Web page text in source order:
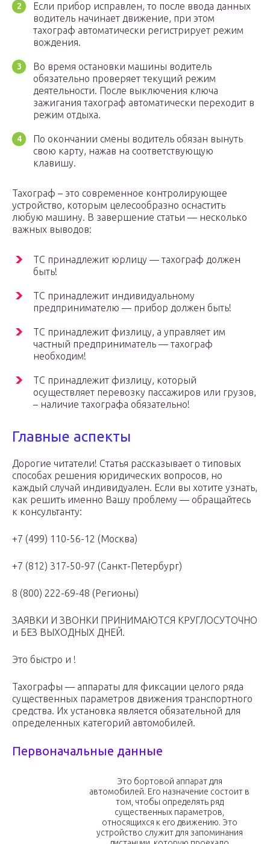
Если прибор исправлен, то после ввода данных
водитель начинает движение, при этом
тахограф автоматически регистрирует режим
вождения.
Во время остановки машины водитель
обязательно проверяет текущий режим
деятельности. После выключения ключа
зажигания тахограф автоматически переходит в
режим отдыха.
По окончании смены водитель обязан вынуть
свою карту, нажав на соответствующую
клавишу.
Тахограф – это современное контролирующее
устройство, которым целесообразно оснастить
любую машину. В завершение статьи — несколько
важных выводов:
ТС принадлежит юрлицу — тахограф должен
быть!
ТС принадлежит индивидуальному
предпринимателю — прибор должен быть!
ТС принадлежит физлицу, а управляет им
частный предприниматель — тахограф
необходим!
ТС принадлежит физлицу, который
осуществляет перевозку пассажиров или грузов,
– наличие тахографа обязательно!
Главные аспекты
Дорогие читатели! Статья рассказывает о типовых
способах решения юридических вопросов, но
каждый случай индивидуален. Если вы хотите узнать,
как решить именно Вашу проблему — обращайтесь
к консультанту:
+7 (499) 110-56-12 (Москва)
+7 (812) 317-50-97 (Санкт-Петербург)
8 (800) 222-69-48 (Регионы)
ЗАЯВКИ И ЗВОНКИ ПРИНИМАЮТСЯ КРУГЛОСУТОЧНО
и БЕЗ ВЫХОДНЫХ ДНЕЙ.
Это быстро и !
Тахографы — аппараты для фиксации целого ряда
существенных параметров движения транспортного
средства. Их установка является обязательной для
определенных категорий автомобилей.
Первоначальные данные
Это бортовой аппарат для
автомобилей. Его назначение состоит в
том, чтобы определять ряд
существенных параметров,
относящихся к его движению. Это
устройство служит для запоминания